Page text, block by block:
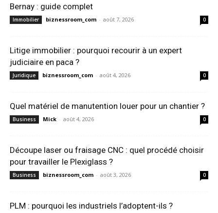
Bernay : guide complet
Immobilier biznessroom_com - août 7, 2026 0
Litige immobilier : pourquoi recourir à un expert
judiciaire en paca ?
Juridique biznessroom_com - août 4, 2026 0
Quel matériel de manutention louer pour un chantier ?
Business Mick - août 4, 2026 0
Découpe laser ou fraisage CNC : quel procédé choisir
pour travailler le Plexiglass ?
Business biznessroom_com - août 3, 2026 0
PLM : pourquoi les industriels l’adoptent-ils ?